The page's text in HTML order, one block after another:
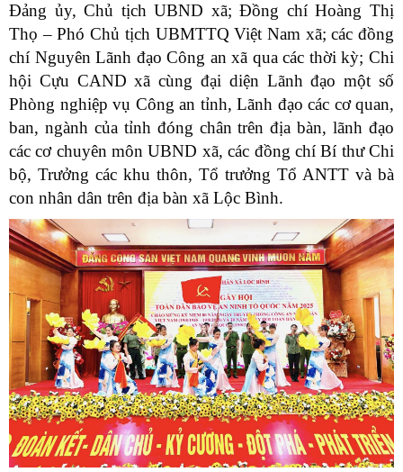
Đảng ủy, Chủ tịch UBND xã; Đồng chí Hoàng Thị
Thọ – Phó Chủ tịch UBMTTQ Việt Nam xã; các đồng
chí Nguyên Lãnh đạo Công an xã qua các thời kỳ; Chi
hội Cựu CAND xã cùng đại diện Lãnh đạo một số
Phòng nghiệp vụ Công an tỉnh, Lãnh đạo các cơ quan,
ban, ngành của tỉnh đóng chân trên địa bàn, lãnh đạo
các cơ chuyên môn UBND xã, các đồng chí Bí thư Chi
bộ, Trưởng các khu thôn, Tổ trưởng Tổ ANTT và bà
con nhân dân trên địa bàn xã Lộc Bình.